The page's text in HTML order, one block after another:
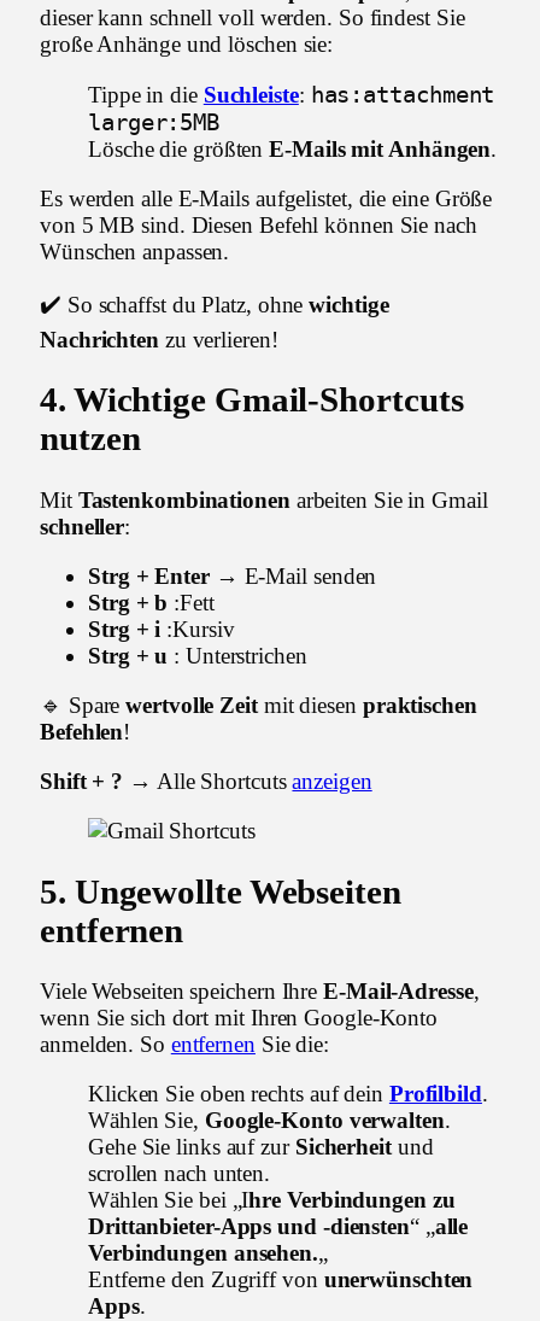
dieser kann schnell voll werden. So findest Sie
große Anhänge und löschen sie:
Tippe in die Suchleiste: has:attachment
larger:5MB
Lösche die größtenE-Mails mit Anhängen.
Es werden alle E-Mails aufgelistet, die eine Größe
von 5 MB sind. Diesen Befehl können Sie nach
Wünschen anpassen.
✔️ So schaffst du Platz, ohnewichtige
Nachrichten zu verlieren!
4. Wichtige Gmail-Shortcuts
nutzen
Mit Tastenkombinationen arbeiten Sie in Gmail
schneller:
Strg + Enter→ E-Mail senden
Strg + b :Fett
Strg + i :Kursiv
Strg + u : Unterstrichen
🔹 Sparewertvolle Zeitmit diesen praktischen
Befehlen!
Shift + ? → Alle Shortcutsanzeigen
5. Ungewollte Webseiten
entfernen
Viele Webseiten speichern IhreE-Mail-Adresse,
wenn Sie sich dort mit Ihren Google-Konto
anmelden. So entfernen Sie die:
Klicken Sie oben rechts auf dein Profilbild.
Wählen Sie, Google-Konto verwalten.
Gehe Sie links auf zur Sicherheitund
scrollen nach unten.
Wählen Sie bei „Ihre Verbindungen zu
Drittanbieter-Apps und -diensten“ „alle
Verbindungen ansehen.„
Entferne den Zugriff von unerwünschten
Apps.